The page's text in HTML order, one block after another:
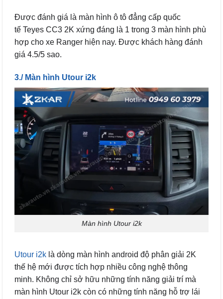
Được đánh giá là màn hình ô tô đẳng cấp quốc
tế Teyes CC3 2K xứng đáng là 1 trong 3 màn hình phù
hợp cho xe Ranger hiện nay. Được khách hàng đánh
giá 4.5/5 sao.
3./ Màn hình Utour i2k
Màn hình Utour i2k
Utour i2k là dòng màn hình android độ phân giải 2K
thế hệ mới được tích hợp nhiều công nghệ thông
minh. Không chỉ sở hữu những tính năng giải trí mà
màn hình Utour i2k còn có những tính năng hỗ trợ lái